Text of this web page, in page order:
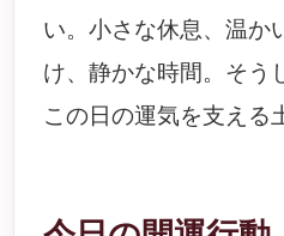
い。小さな休息、温か
け、静かな時間。そう
この日の運気を支える